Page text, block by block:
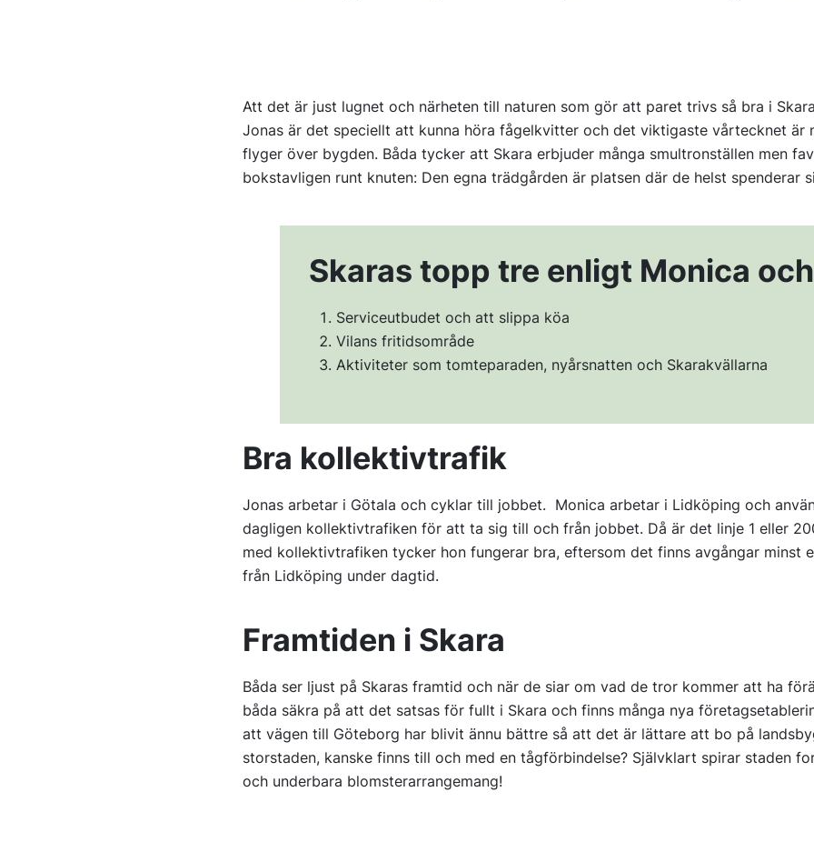
Att det är just lugnet och närheten till naturen som gör att paret trivs så bra i
Jonas är det speciellt att kunna höra fågelkvitter och det viktigaste vårtecknet är
flyger över bygden. Båda tycker att Skara erbjuder många smultronställen men
bokstavligen runt knuten: Den egna trädgården är platsen där de helst spenderar
Skaras topp tre enligt Monica
Serviceutbudet och att slippa köa
Vilans fritidsområde
Aktiviteter som tomteparaden, nyårsnatten och Skarakvällarna
Bra kollektivtrafik
Jonas arbetar i Götala och cyklar till jobbet. Monica arbetar i Lidköping och
dagligen kollektivtrafiken för att ta sig till och från jobbet. Då är det linje 1 eller
med kollektivtrafiken tycker hon fungerar bra, eftersom det finns avgångar minst
från Lidköping under dagtid.
Framtiden i Skara
Båda ser ljust på Skaras framtid och när de siar om vad de tror kommer att ha
båda säkra på att det satsas för fullt i Skara och finns många nya
att vägen till Göteborg har blivit ännu bättre så att det är lättare att bo på
storstaden, kanske finns till och med en tågförbindelse? Självklart spirar staden
och underbara blomsterarrangemang!